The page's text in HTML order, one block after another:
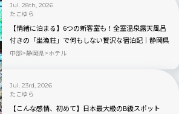
Jul. 28th, 2026
たこゆら
【情緒に泊まる】6つの新客室も！全室温泉露天風呂
付きの「坐漁荘」で何もしない贅沢な宿泊記｜静岡県
伊東
中部 静岡県 ホテル
Jul. 23rd, 2026
たこゆら
【こんな感情、初めて】日本最大級のB級スポット